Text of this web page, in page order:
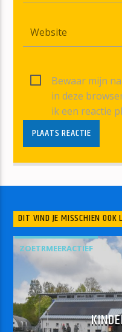
Bewaar mijn
in deze
ik een reactie
DIT VIND JE MISSCHIEN OOK
ZOETRMEERACTIEF